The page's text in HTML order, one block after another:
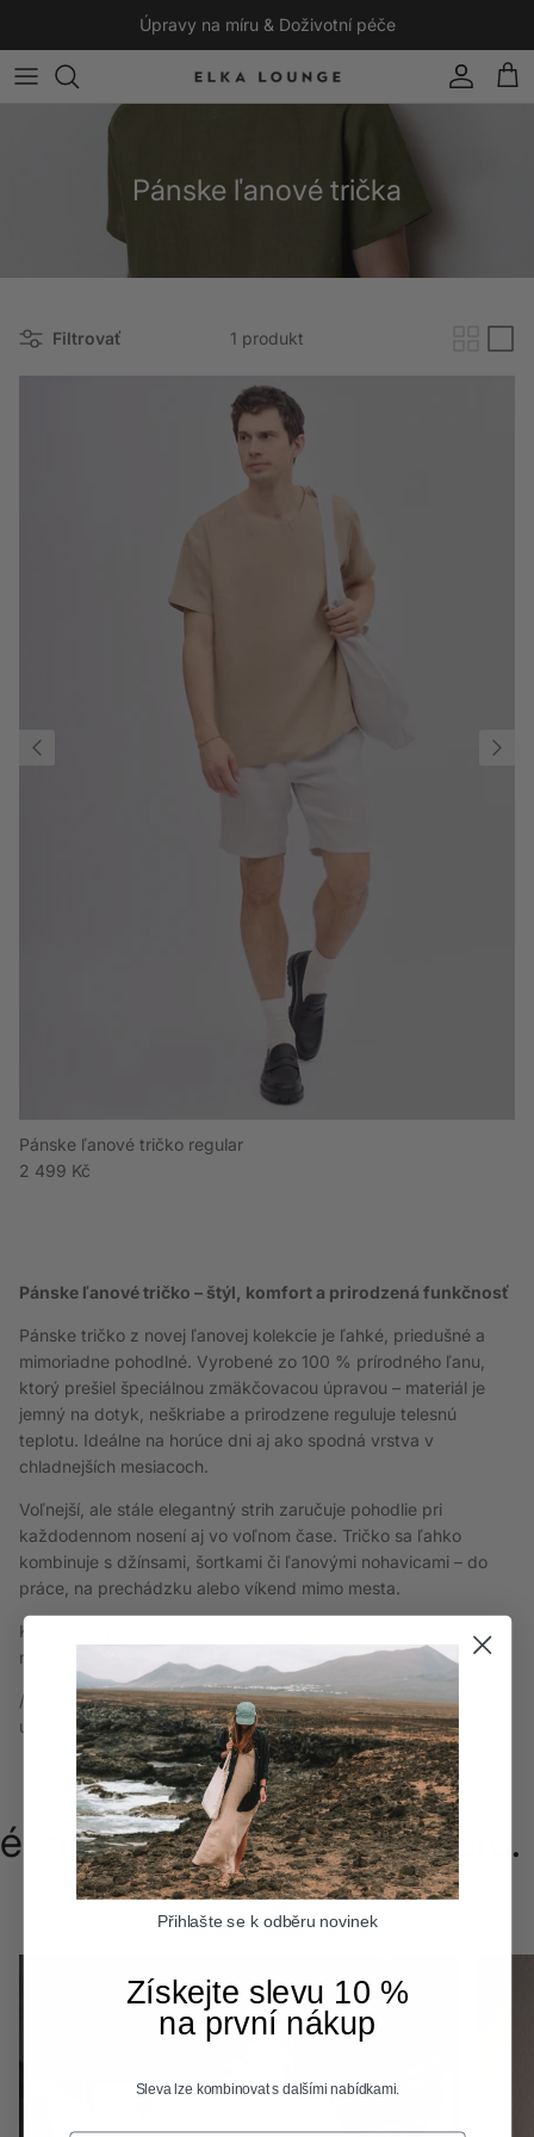
Preskočiť na obsah
Úpravy na míru & Doživotní péče
Účet
Pánske ľanové trička
Filtrovať 1 produkt
Pánske ľanové tričko regular
Bežná cena
2 499 Kč
Pánske ľanové tričko – štýl, komfort a prirodzená funkčnosť
Pánske tričko z novej ľanovej kolekcie je ľahké, priedušné a
mimoriadne pohodlné. Vyrobené zo 100 % prírodného ľanu,
ktorý prešiel špeciálnou zmäkčovacou úpravou – materiál je
jemný na dotyk, neškriabe a prirodzene reguluje telesnú
teplotu. Ideálne na horúce dni aj ako spodná vrstva v
chladnejších mesiacoch.
Voľnejší, ale stále elegantný strih zaručuje pohodlie pri
každodennom nosení aj vo voľnom čase. Tričko sa ľahko
kombinuje s džínsami, šortkami či ľanovými nohavicami – do
práce, na prechádzku alebo víkend mimo mesta.
Každý kus je precízne a udržateľne vyrobený v Českej
republike.
/ vyrobené v ČR / 100 % ľan / prírodný materiál / voľný strih /
udržateľná výroba / celoročné nosenie /
materiály. Úpravy na
Přihlašte se k odběru novinek
Získejte slevu 10 %
na první nákup
Sleva lze kombinovat s dalšími nabídkami.